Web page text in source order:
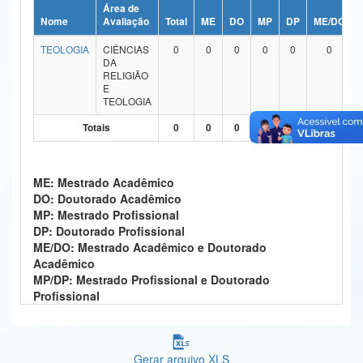
Ministério da Ciência, Tecnologia, Inovações e Comunicações
Ministério do Meio Ambiente
Ministério do Desenvolvimento Regional
Ministério da Mulher, da Família e dos Direitos Humanos
Secretaria-Geral
Secretaria de Governo
Gabinete de Segurança Institucional
Nome
Área de
Avaliação
Total ME DO MP DP ME/DO
TEOLOGIA
CIÊNCIAS
DA
RELIGIÃO
E
TEOLOGIA
0 0 0 0 0 0
Totais 0 0 0 0 0 0
ME: Mestrado Acadêmico
DO: Doutorado Acadêmico
MP: Mestrado Profissional
DP: Doutorado Profissional
ME/DO: Mestrado Acadêmico e Doutorado
Acadêmico
MP/DP: Mestrado Profissional e Doutorado
Profissional
Gerar arquivo XLS